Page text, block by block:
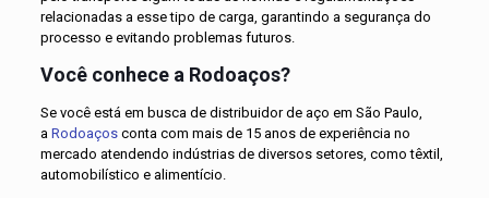
relacionadas a esse tipo de carga, garantindo a segurança do
processo e evitando problemas futuros.
Você conhece a Rodoaços?
Se você está em busca de distribuidor de aço em São Paulo,
a Rodoaçosconta com mais de 15 anos de experiência no
mercado atendendo indústrias de diversos setores, como têxtil,
automobilístico e alimentício.